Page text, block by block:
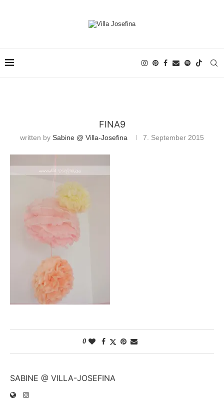
FINA9
written by Sabine @ Villa-Josefina 7. September 2015
0
SABINE @ VILLA-JOSEFINA